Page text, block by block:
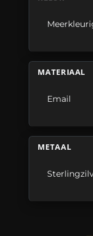
MATERIAAL
Email
METAAL